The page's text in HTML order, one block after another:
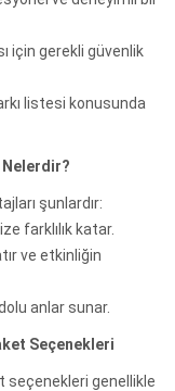
için gerekli güvenlik
listesi konusunda
Nelerdir?
şunlardır:
farklılık katar.
ve etkinliğin
anlar sunar.
Seçenekleri
seçenekleri genellikle